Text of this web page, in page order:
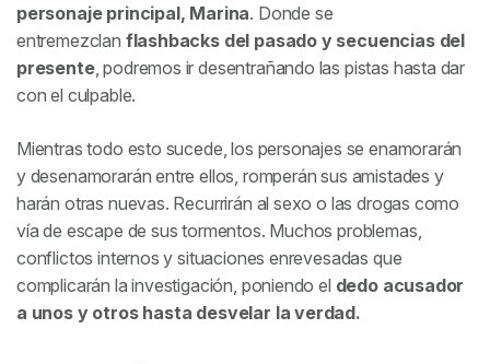
personaje principal, Marina. Donde se
entremezclan flashbacks del pasado y secuencias del
presente, podremos ir desentrañando las pistas hasta dar
con el culpable.
Mientras todo esto sucede, los personajes se enamorarán
y desenamorarán entre ellos, romperán sus amistades y
harán otras nuevas. Recurrirán al sexo o las drogas como
vía de escape de sus tormentos. Muchos problemas,
conflictos internos y situaciones enrevesadas que
complicarán la investigación, poniendo el dedo acusador
a unos y otros hasta desvelar la verdad.